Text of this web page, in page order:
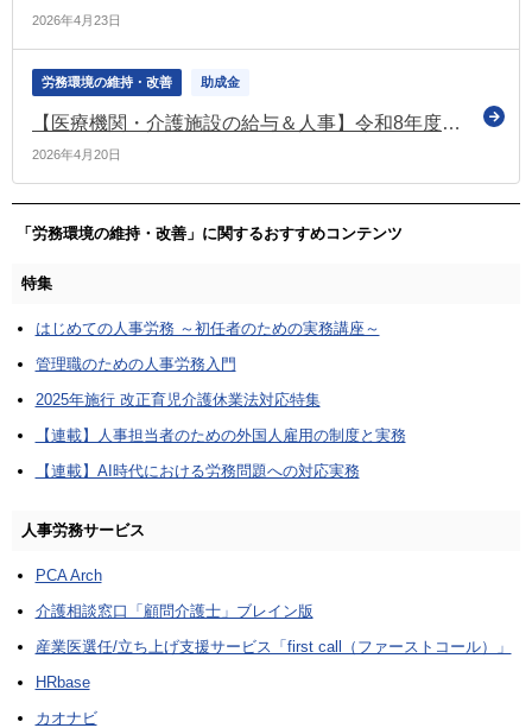
2026年4月23日
労務環境の維持・改善 助成金
【医療機関・介護施設の給与＆人事】令和8年度診療報酬改定におけるベースアップ評価料の主な変更点
2026年4月20日
「労務環境の維持・改善」に関するおすすめコンテンツ
特集
はじめての人事労務 ～初任者のための実務講座～
管理職のための人事労務入門
2025年施行 改正育児介護休業法対応特集
【連載】人事担当者のための外国人雇用の制度と実務
【連載】AI時代における労務問題への対応実務
人事労務サービス
PCA Arch
介護相談窓口「顧問介護士」ブレイン版
産業医選任/立ち上げ支援サービス「first call（ファーストコール）」
HRbase
カオナビ